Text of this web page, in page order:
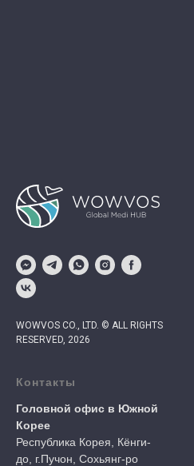
WOWVOS CO., LTD. © ALL RIGHTS
RESERVED, 2026
Контакты
Головной офис в Южной
Корее
Республика Корея, Кёнги-
до, г.Пучон, Сохьянг-ро